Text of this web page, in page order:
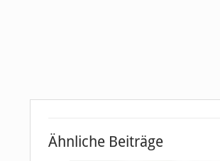
Ähnliche Beiträge